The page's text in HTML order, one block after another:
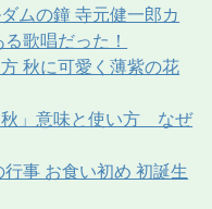
ムの鐘 寺元健一郎カ
歌唱だった！
秋に可愛く薄紫の花
秋」意味と使い方 なぜ
事 お食い初め 初誕生